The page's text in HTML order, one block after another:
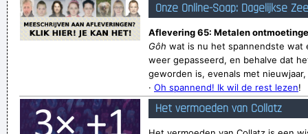
Onze Online-Soap: Dagelijkse
Aflevering 65: Metalen
Gôh wat is nu het spannendste wat
weer gepasseerd, en behalve dat
geworden is, evenals met
· Oh spannend! Ik wil de rest lezen!
Het vermoeden van Collatz